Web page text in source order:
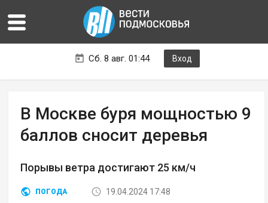
Сб. 8 авг. 01:44 Вход
В Москве буря мощностью 9
баллов сносит деревья
Порывы ветра достигают 25 км/ч
ПОГОДА
19.04.2024 17:48